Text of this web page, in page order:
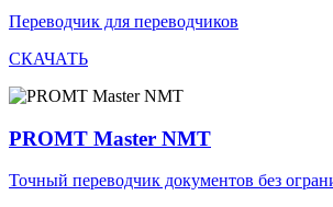
Переводчик для переводчиков
СКАЧАТЬ
PROMT Master NMT
Точный переводчик документов без